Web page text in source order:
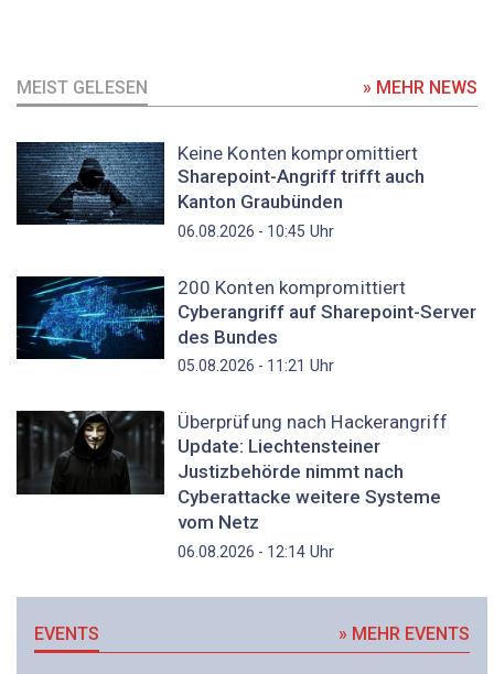
MEIST GELESEN » MEHR NEWS
Keine Konten kompromittiert
Sharepoint-Angriff trifft auch
Kanton Graubünden
06.08.2026 - 10:45 Uhr
200 Konten kompromittiert
Cyberangriff auf Sharepoint-Server
des Bundes
05.08.2026 - 11:21 Uhr
Überprüfung nach Hackerangriff
Update: Liechtensteiner
Justizbehörde nimmt nach
Cyberattacke weitere Systeme
vom Netz
06.08.2026 - 12:14Uhr
EVENTS » MEHR EVENTS